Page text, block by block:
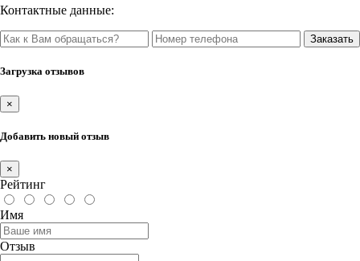
Контактные данные:
Загрузка отзывов
×
Добавить новый отзыв
×
Рейтинг
Имя
Отзыв